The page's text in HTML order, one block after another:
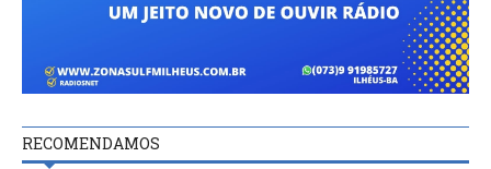
RECOMENDAMOS